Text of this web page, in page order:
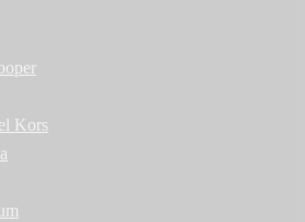
Kors